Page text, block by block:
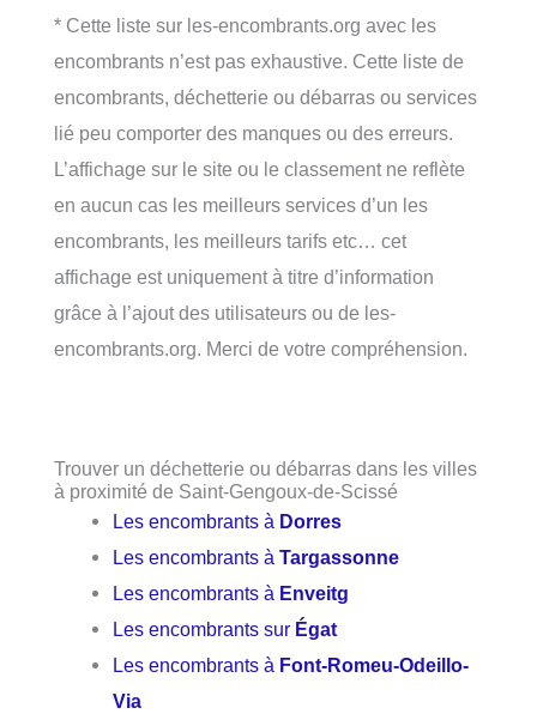
* Cette liste sur les-encombrants.org avec les
encombrants n’est pas exhaustive. Cette liste de
encombrants, déchetterie ou débarras ou services
lié peu comporter des manques ou des erreurs.
L’affichage sur le site ou le classement ne reflète
en aucun cas les meilleurs services d’un les
encombrants, les meilleurs tarifs etc… cet
affichage est uniquement à titre d’information
grâce à l’ajout des utilisateurs ou de les-
encombrants.org. Merci de votre compréhension.
Trouver un déchetterie ou débarras dans les villes
à proximité de Saint-Gengoux-de-Scissé
Les encombrants à Dorres
Les encombrants àTargassonne
Les encombrants à Enveitg
Les encombrants sur Égat
Les encombrants à Font-Romeu-Odeillo-
Via